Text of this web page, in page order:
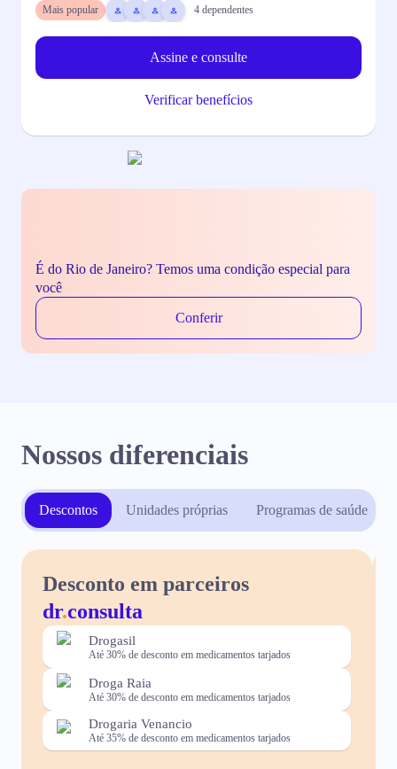
Mais popular 4 dependentes
Assine e consulte
Verificar benefícios
É do Rio de Janeiro? Temos uma condição especial para
você
Conferir
Nossos diferenciais
Descontos Unidades próprias Programas de saúde
Desconto em parceiros
dr.consulta
Drogasil
Até 30% de desconto em medicamentos tarjados
Droga Raia
Até 30% de desconto em medicamentos tarjados
Drogaria Venancio
Até 35% de desconto em medicamentos tarjados